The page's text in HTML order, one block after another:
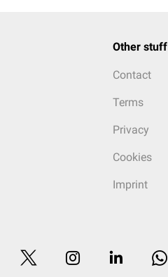
Other stuff
Contact
Terms
Privacy
Cookies
Imprint